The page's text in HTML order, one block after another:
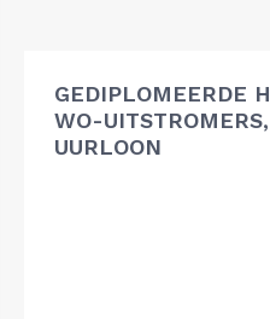
GEDIPLOMEERDE
WO-
UURLOON